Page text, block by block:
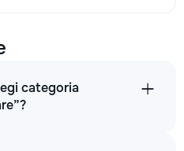
categoria